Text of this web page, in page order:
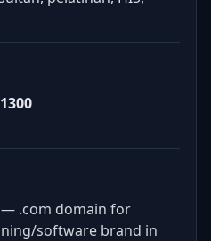
— .com domain for
software brand in